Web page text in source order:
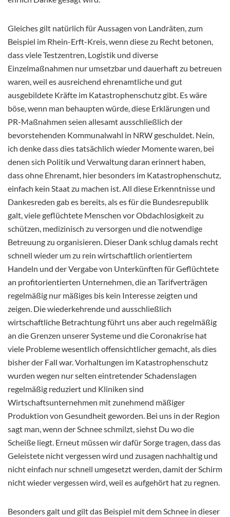
Gleiches gilt natürlich für Aussagen von Landräten, zum
Beispiel im Rhein-Erft-Kreis, wenn diese zu Recht betonen,
dass viele Testzentren, Logistik und diverse
Einzelmaßnahmen nur umsetzbar und dauerhaft zu betreuen
waren, weil es ausreichend ehrenamtliche und gut
ausgebildete Kräfte im Katastrophenschutz gibt. Es wäre
böse, wenn man behaupten würde, diese Erklärungen und
PR-Maßnahmen seien allesamt ausschließlich der
bevorstehenden Kommunalwahl in NRW geschuldet. Nein,
ich denke dass dies tatsächlich wieder Momente waren, bei
denen sich Politik und Verwaltung daran erinnert haben,
dass ohne Ehrenamt, hier besonders im Katastrophenschutz,
einfach kein Staat zu machen ist. All diese Erkenntnisse und
Dankesreden gab es bereits, als es für die Bundesrepublik
galt, viele geflüchtete Menschen vor Obdachlosigkeit zu
schützen, medizinisch zu versorgen und die notwendige
Betreuung zu organisieren. Dieser Dank schlug damals recht
schnell wieder um zu rein wirtschaftlich orientiertem
Handeln und der Vergabe von Unterkünften für Geflüchtete
an profitorientierten Unternehmen, die an Tarifverträgen
regelmäßig nur mäßiges bis kein Interesse zeigten und
zeigen. Die wiederkehrende und ausschließlich
wirtschaftliche Betrachtung führt uns aber auch regelmäßig
an die Grenzen unserer Systeme und die Coronakrise hat
viele Probleme wesentlich offensichtlicher gemacht, als dies
bisher der Fall war. Vorhaltungen im Katastrophenschutz
wurden wegen nur selten eintretender Schadenslagen
regelmäßig reduziert und Kliniken sind
Wirtschaftsunternehmen mit zunehmend mäßiger
Produktion von Gesundheit geworden. Bei uns in der Region
sagt man, wenn der Schnee schmilzt, siehst Du wo die
Scheiße liegt. Erneut müssen wir dafür Sorge tragen, dass das
Geleistete nicht vergessen wird und zusagen nachhaltig und
nicht einfach nur schnell umgesetzt werden, damit der Schirm
nicht wieder vergessen wird, weil es aufgehört hat zu regnen.
Besonders galt und gilt das Beispiel mit dem Schnee in dieser